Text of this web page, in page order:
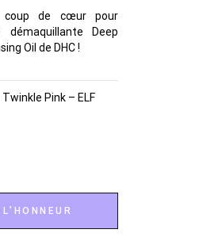
coup de cœur pour
démaquillante Deep
Oil de DHC !
Pink – ELF